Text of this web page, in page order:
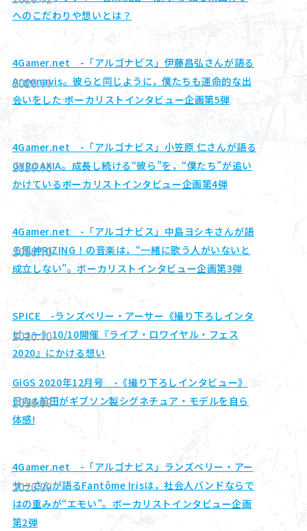
へのこだわりや想いとは？
4Gamer.net -「アルゴナビス」伊藤昌弘さんが語る
Argonavis。彼らと同じように，僕たちも運命的な出
会いをした―― ボーカリストインタビュー企画第5弾
2020.11
4Gamer.net -「アルゴナビス」小笠原 仁さんが語る
GYROAXIA。成長し続ける“彼ら”を，“僕たち”が追い
かけている――ボーカリストインタビュー企画第4弾
2020.10
4Gamer.net -「アルゴナビス」中島ヨシキさんが語
る風神RIZING！の音楽は，“一緒に歌う人がいないと
成立しない”。ボーカリストインタビュー企画第3弾
2020.10
SPICE -ランズベリー・アーサー《撮り下ろしインタ
ビュー》10/10開催『ライブ・ロワイヤル・フェス
2020』にかける想い
2020.10
GiGS 2020年12月号 -《撮り下ろしインタビュー》
日向&前田がギブソン製シグネチュア・モデルを自ら
体感!
2020.09
4Gamer.net -「アルゴナビス」ランズベリー・アー
サーさんが語るFantôme Irisは，社会人バンドならで
はの重みが“エモい”。ボーカリストインタビュー企画
第2弾
2020.09